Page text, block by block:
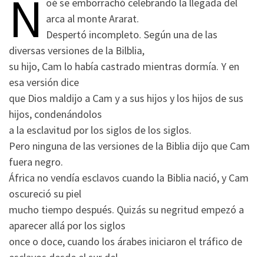
N
arca al monte Ararat.
Despertó incompleto. Según una de las
diversas versiones de la Bilblia,
su hijo, Cam lo había castrado mientras dormía. Y en
esa versión dice
que Dios maldijo a Cam y a sus hijos y los hijos de sus
hijos, condenándolos
a la esclavitud por los siglos de los siglos.
Pero ninguna de las versiones de la Biblia dijo que Cam
fuera negro.
África no vendía esclavos cuando la Biblia nació, y Cam
oscureció su piel
mucho tiempo después. Quizás su negritud empezó a
aparecer allá por los siglos
once o doce, cuando los árabes iniciaron el tráfico de